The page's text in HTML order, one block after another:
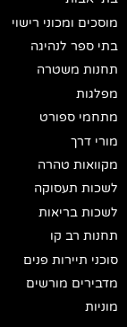
מוסכים ומכוני רישוי
בתי ספר לנהיגה
תחנות משטרה
מפלגות
מתחמי ספורט
מורי דרך
מקוואות טהרה
לשכות תעסוקה
לשכות בריאות
תחנות רב קו
סוכני תיירות פנים
מדבירים מורשים
מוניות